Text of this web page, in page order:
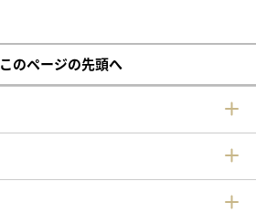
このページの先頭へ